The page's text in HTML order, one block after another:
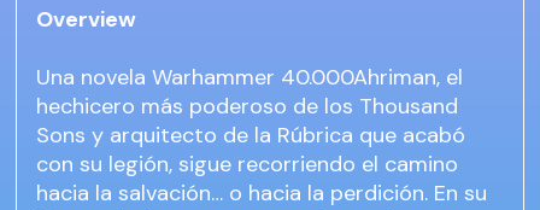
Overview
Una novela Warhammer 40.000Ahriman, el
hechicero más poderoso de los Thousand
Sons y arquitecto de la Rúbrica que acabó
con su legión, sigue recorriendo el camino
hacia la salvación… o hacia la perdición. En su